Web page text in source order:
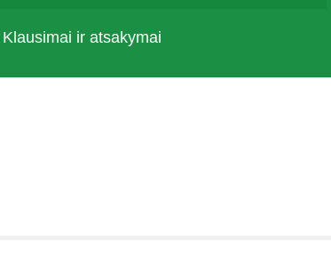
Klausimai ir atsakymai